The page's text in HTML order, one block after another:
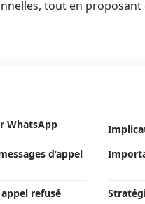
tout en
WhatsApp
d’appel
refusé